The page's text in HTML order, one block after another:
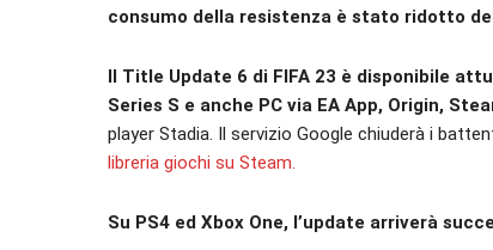
consumo della resistenza è stato ridotto
Il Title Update 6 di FIFA 23 è disponibile
Series S e anche PC via EA App, Origin,
player Stadia. Il servizio Google chiuderà i
libreria giochi su Steam.
Su PS4 ed Xbox One, l’update arriverà